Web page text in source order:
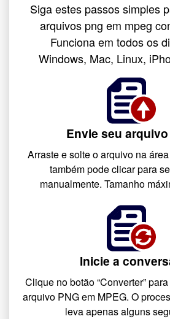
Siga estes passos simples
arquivos png em mpeg
Funciona em todos os
Windows, Mac, Linux,
Envie seu arquivo
Arraste e solte o arquivo na
também pode clicar para
manualmente. Tamanho
Inicie a
Clique no botão “Converter”
arquivo PNG em MPEG. O
leva apenas alguns